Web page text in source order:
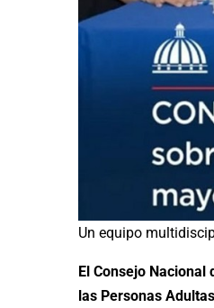
Un equipo
El Consejo Nacional
las Personas